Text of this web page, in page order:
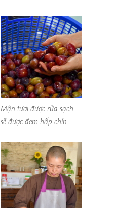
Mận tươi được rửa sạch
sẽ được đem hấp chín